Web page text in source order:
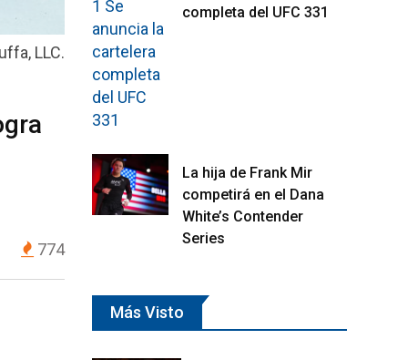
LLC.
774
completa del UFC 331
La hija de Frank Mir
competirá en el Dana
White’s Contender
Series
Más Visto